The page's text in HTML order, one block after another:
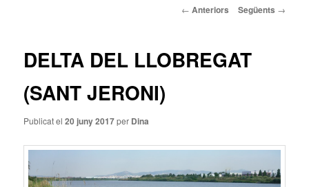
principal
Navegació
← Anteriors Següents →
DELTA DEL LLOBREGAT
(SANT JERONI)
Publicat el20 juny 2017per Dina